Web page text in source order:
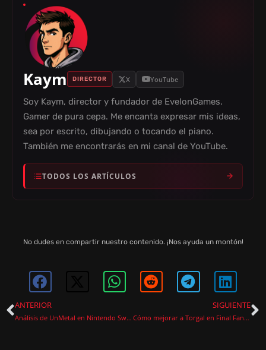
Kaym DIRECTOR X YouTube
Soy Kaym, director y fundador de EvelonGames.
Gamer de pura cepa. Me encanta expresar mis ideas,
sea por escrito, dibujando o tocando el piano.
También me encontrarás en mi canal de YouTube.
TODOS LOS ARTÍCULOS
No dudes en compartir nuestro contenido. ¡Nos ayuda un montón!
ANTERIOR
Análisis de UnMetal en Nintendo Switch: Una Sorprendente Aventura Cómica
SIGUIENTE
Cómo mejorar a Torgal en Final Fantasy 16